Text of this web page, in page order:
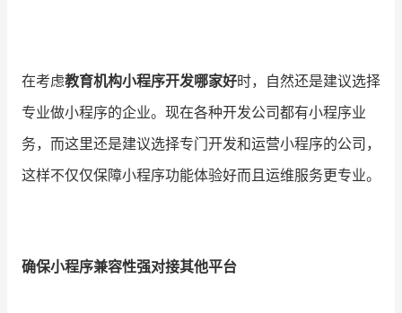
合作共进
入驻有赞 认证代理商
有赞云 数据通服务
在考虑教育机构小程序开发哪家好时，自然还是建议选择
专业做小程序的企业。现在各种开发公司都有小程序业
务，而这里还是建议选择专门开发和运营小程序的公司，
这样不仅仅保障小程序功能体验好而且运维服务更专业。
确保小程序兼容性强对接其他平台